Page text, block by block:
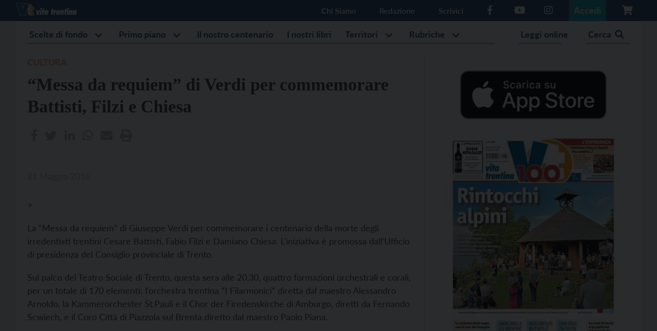
Chi Siamo Redazione Scrivici Accedi
Scelte di fondo Primo piano Il nostro centenario I nostri libri Territori Rubriche Leggi online Cerca
“Messa da requiem” di Verdi per commemorare
Battisti, Filzi e Chiesa
>
La “Messa da requiem” di Giuseppe Verdi per commemorare i centenario della morte degli
irredentisti trentini Cesare Battisti, Fabio Filzi e Damiano Chiesa. L’iniziativa è promossa dall’Ufficio
di presidenza del Consiglio provinciale di Trento.
Sul palco del Teatro Sociale di Trento, questa sera alle 20,30, quattro formazioni orchestrali e corali,
per un totale di 170 elementi: l’orchestra trentina “I Filarmonici” diretta dal maestro Alessandro
Arnoldo, la Kammerorchester St.Pauli e il Chor der Firedenskirche di Amburgo, diretti da Fernando
Scwiech, e il Coro Città di Piazzola sul Brenta diretto dal maestro Paolo Piana.